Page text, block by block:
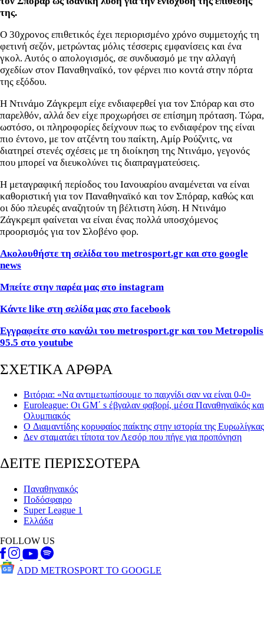
της.
Ο 30χρονος επιθετικός έχει περιορισμένο χρόνο συμμετοχής τη
φετινή σεζόν, μετρώντας μόλις τέσσερις εμφανίσεις και ένα
γκολ. Αυτός ο απολογισμός, σε συνδυασμό με την αλλαγή
σχεδίων στον Παναθηναϊκό, τον φέρνει πιο κοντά στην πόρτα
της εξόδου.
Η Ντινάμο Ζάγκρεμπ είχε ενδιαφερθεί για τον Σπόραρ και στο
παρελθόν, αλλά δεν είχε προχωρήσει σε επίσημη πρόταση. Τώρα,
ωστόσο, οι πληροφορίες δείχνουν πως το ενδιαφέρον της είναι
πιο έντονο, με τον ατζέντη του παίκτη, Αμίρ Ρούζνιτς, να
διατηρεί στενές σχέσεις με τη διοίκηση της Ντινάμο, γεγονός
που μπορεί να διευκολύνει τις διαπραγματεύσεις.
Η μεταγραφική περίοδος του Ιανουαρίου αναμένεται να είναι
καθοριστική για τον Παναθηναϊκό και τον Σπόραρ, καθώς και
οι δύο πλευρές αναζητούν τη βέλτιστη λύση. Η Ντινάμο
Ζάγκρεμπ φαίνεται να είναι ένας πολλά υποσχόμενος
προορισμός για τον Σλοβένο φορ.
Ακολουθήστε τη σελίδα του metrosport.gr και στο google
news
Μπείτε στην παρέα μας στο instagram
Κάντε like στη σελίδα μας στο facebook
Εγγραφείτε στο κανάλι του metrosport.gr και του Metropolis
95.5 στο youtube
ΣΧΕΤΙΚΑ ΑΡΘΡΑ
Βιτόρια: «Να αντιμετωπίσουμε το παιχνίδι σαν να είναι 0-0»
Euroleague: Οι GM΄ s έβγαλαν φαβορί, μέσα Παναθηναϊκός και
Ολυμπιακός
O Διαμαντίδης κορυφαίος παίκτης στην ιστορία της Ευρωλίγκας
Δεν σταματάει τίποτα τον Λεσόρ που πήγε για προπόνηση
ΔΕΙΤΕ ΠΕΡΙΣΣΟΤΕΡΑ
Παναθηναικός
Ποδόσφαιρο
Super League 1
Ελλάδα
FOLLOW US
ADD METROSPORT TO GOOGLE